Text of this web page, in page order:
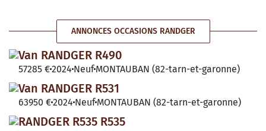
ANNONCES OCCASIONS RANDGER
Van RANDGER R490
57285 €2024 Neuf MONTAUBAN (82-tarn-et-garonne)
Van RANDGER R531
63950 €2024 Neuf MONTAUBAN (82-tarn-et-garonne)
RANDGER R535 R535